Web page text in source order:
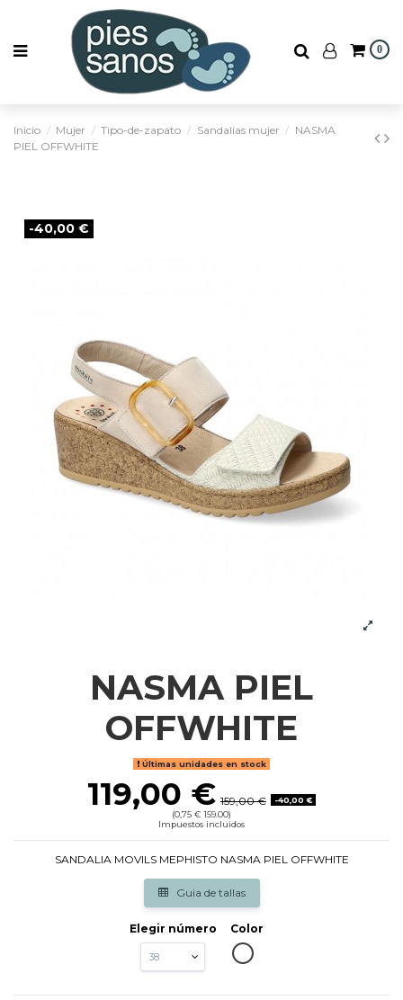
0
Inicio Mujer Tipo-de-zapato Sandalias mujer
NASMA
PIEL OFFWHITE
-40,00 €
NASMA PIEL
OFFWHITE
Últimas unidades en stock
119,00 € 159,00 €
-40,00 €
(0,75 € 159.00)
Impuestos incluidos
SANDALIA MOVILS MEPHISTO NASMA PIEL OFFWHITE
Guia de tallas
Elegir número
Color
OFWHITTE